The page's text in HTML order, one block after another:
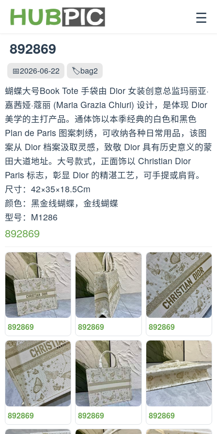
☰
892869
📅2026-06-22 🏷️bag2
蝴蝶大号Book Tote 手袋由 Dior 女装创意总监玛丽亚·
嘉茜娅·蔻丽 (Maria Grazia Chiuri) 设计，是体现 Dior
美学的主打产品。通体饰以本季经典的白色和黑色
Plan de Paris 图案刺绣，可收纳各种日常用品，该图
案从 Dior 档案汲取灵感，致敬 Dior 具有历史意义的蒙
田大道地址。大号款式，正面饰以 Christian Dior
Paris 标志，彰显 Dior 的精湛工艺，可手提或肩背。
尺寸：42×35×18.5Cm
颜色：黑金线蝴蝶，金线蝴蝶
型号：M1286
892869
892869 892869 892869
892869 892869 892869